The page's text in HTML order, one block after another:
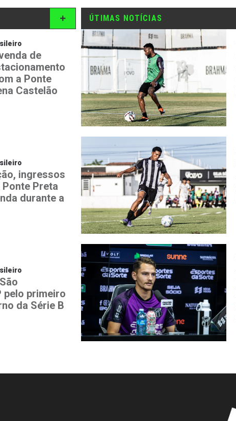
de
a Ponte
Castelão
ingressos
Ponte Preta
durante a
pelo primeiro
da Série B
ÚTIMAS NOTÍCIAS